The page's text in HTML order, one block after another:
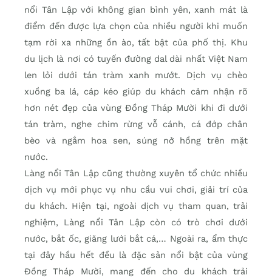
nổi Tân Lập với không gian bình yên, xanh mát là
điểm đến được lựa chọn của nhiều người khi muốn
tạm rời xa những ồn ào, tất bật của phố thị. Khu
du lịch là nơi có tuyến đường dal dài nhất Việt Nam
len lỏi dưới tán tràm xanh mướt. Dịch vụ chèo
xuồng ba lá, cáp kéo giúp du khách cảm nhận rõ
hơn nét đẹp của vùng Đồng Tháp Mười khi đi dưới
tán tràm, nghe chim rừng vỗ cánh, cá đớp chân
bèo và ngắm hoa sen, súng nở hồng trên mặt
nước.
Làng nổi Tân Lập cũng thường xuyên tổ chức nhiều
dịch vụ mới phục vụ nhu cầu vui chơi, giải trí của
du khách. Hiện tại, ngoài dịch vụ tham quan, trải
nghiệm, Làng nổi Tân Lập còn có trò chơi dưới
nước, bắt ốc, giăng lưới bắt cá,… Ngoài ra, ẩm thực
tại đây hầu hết đều là đặc sản nổi bật của vùng
Đồng Tháp Mười, mang đến cho du khách trải